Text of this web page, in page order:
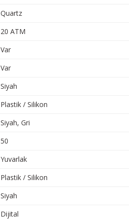
Quartz
20 ATM
Var
Var
Siyah
Plastik / Silikon
Siyah, Gri
50
Yuvarlak
Plastik / Silikon
Siyah
Dijital